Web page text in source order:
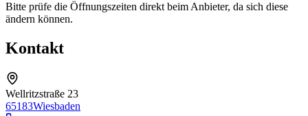
Bitte prüfe die Öffnungszeiten direkt beim Anbieter, da sich diese
ändern können.
Kontakt
Wellritzstraße 23
65183Wiesbaden